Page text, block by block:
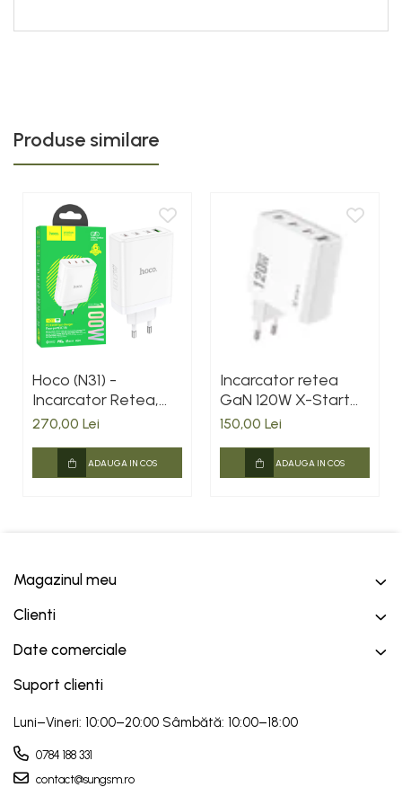
Produse similare
Hoco (N31) -
Incarcator Retea,
GaN, 100W, 3xUSB-
3.0, White
270,00 Lei
ADAUGA IN COS
Incarcator retea
GaN 120W X-Start
DaDen® CDQ074,
Super Fast
Charging, 4 Porturi,
150,00 Lei
ADAUGA IN COS
Magazinul meu
Clienti
Date comerciale
Suport clienti
Luni–Vineri: 10:00–20:00 Sâmbătă: 10:00–18:00
0784 188 331
contact@sungsm.ro